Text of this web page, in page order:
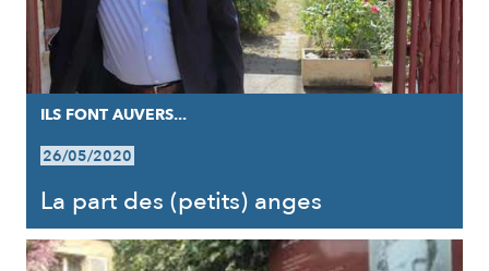
ILS FONT AUVERS...
26/05/2020
La part des (petits) anges